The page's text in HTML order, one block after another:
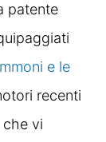
patente
e le
recenti
vi